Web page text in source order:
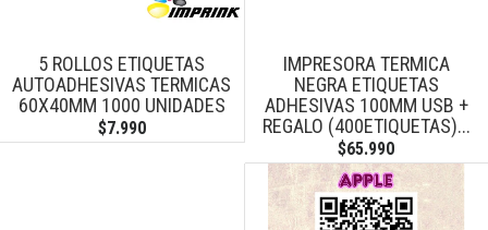
5 ROLLOS ETIQUETAS
AUTOADHESIVAS TERMICAS
60X40MM 1000 UNIDADES
$7.990
IMPRESORA TERMICA
NEGRA ETIQUETAS
ADHESIVAS 100MM USB +
REGALO (400ETIQUETAS)...
$65.990